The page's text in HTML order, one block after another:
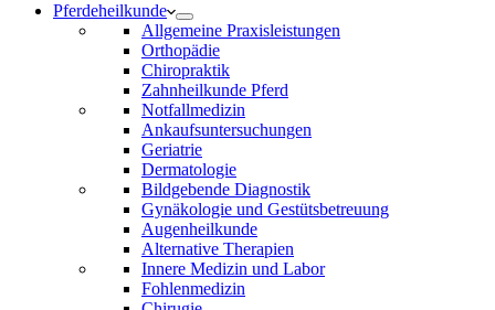
Pferdeheilkunde
Allgemeine Praxisleistungen
Orthopädie
Chiropraktik
Zahnheilkunde Pferd
Notfallmedizin
Ankaufsuntersuchungen
Geriatrie
Dermatologie
Bildgebende Diagnostik
Gynäkologie und Gestütsbetreuung
Augenheilkunde
Alternative Therapien
Innere Medizin und Labor
Fohlenmedizin